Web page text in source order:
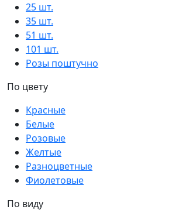
25 шт.
35 шт.
51 шт.
101 шт.
Розы поштучно
По цвету
Красные
Белые
Розовые
Желтые
Разноцветные
Фиолетовые
По виду